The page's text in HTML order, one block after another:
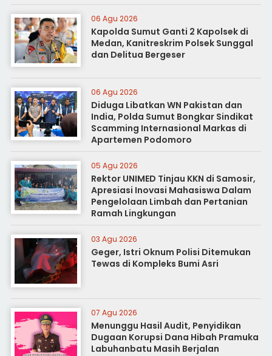
06 Agu 2026
Kapolda Sumut Ganti 2 Kapolsek di
Medan, Kanitreskrim Polsek Sunggal
dan Delitua Bergeser
06 Agu 2026
Diduga Libatkan WN Pakistan dan
India, Polda Sumut Bongkar Sindikat
Scamming Internasional Markas di
Apartemen Podomoro
05 Agu 2026
Rektor UNIMED Tinjau KKN di Samosir,
Apresiasi Inovasi Mahasiswa Dalam
Pengelolaan Limbah dan Pertanian
Ramah Lingkungan
03 Agu 2026
Geger, Istri Oknum Polisi Ditemukan
Tewas di Kompleks Bumi Asri
07 Agu 2026
Menunggu Hasil Audit, Penyidikan
Dugaan Korupsi Dana Hibah Pramuka
Labuhanbatu Masih Berjalan